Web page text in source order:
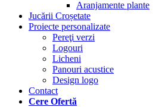
Aranjamente plante
Jucării Croșetate
Proiecte personalizate
Pereţi verzi
Logouri
Licheni
Panouri acustice
Design logo
Contact
Cere Ofertă